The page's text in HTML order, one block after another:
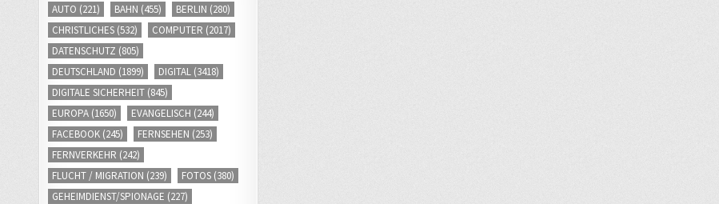
AUTO (221) BAHN (455) BERLIN (280)
CHRISTLICHES (532) COMPUTER (2017)
DATENSCHUTZ (805)
DEUTSCHLAND (1899) DIGITAL (3418)
DIGITALE SICHERHEIT (845)
EUROPA (1650) EVANGELISCH (244)
FACEBOOK (245) FERNSEHEN (253)
FERNVERKEHR (242)
FLUCHT / MIGRATION (239) FOTOS (380)
GEHEIMDIENST/SPIONAGE (227)